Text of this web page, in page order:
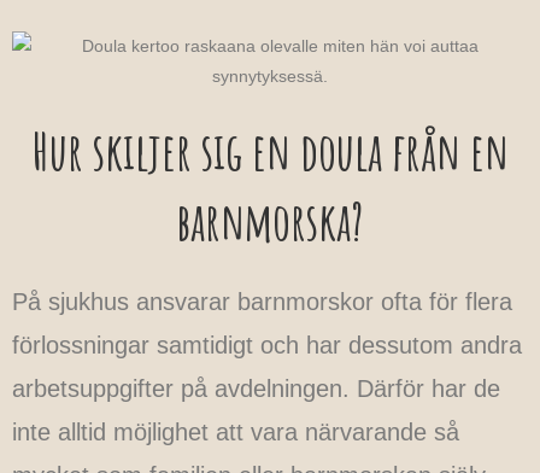
Hur skiljer sig en doula från en
barnmorska?
På sjukhus ansvarar barnmorskor ofta för flera
förlossningar samtidigt och har dessutom andra
arbetsuppgifter på avdelningen. Därför har de
inte alltid möjlighet att vara närvarande så